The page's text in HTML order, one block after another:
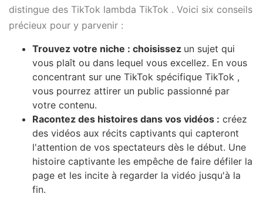
distingue des TikTok lambda TikTok . Voici six conseils
précieux pour y parvenir :
Trouvez votre niche : choisissez un sujet qui
vous plaît ou dans lequel vous excellez. En vous
concentrant sur une TikTok spécifique TikTok ,
vous pourrez attirer un public passionné par
votre contenu.
Racontez des histoires dans vos vidéos : créez
des vidéos aux récits captivants qui capteront
l'attention de vos spectateurs dès le début. Une
histoire captivante les empêche de faire défiler la
page et les incite à regarder la vidéo jusqu'à la
fin.